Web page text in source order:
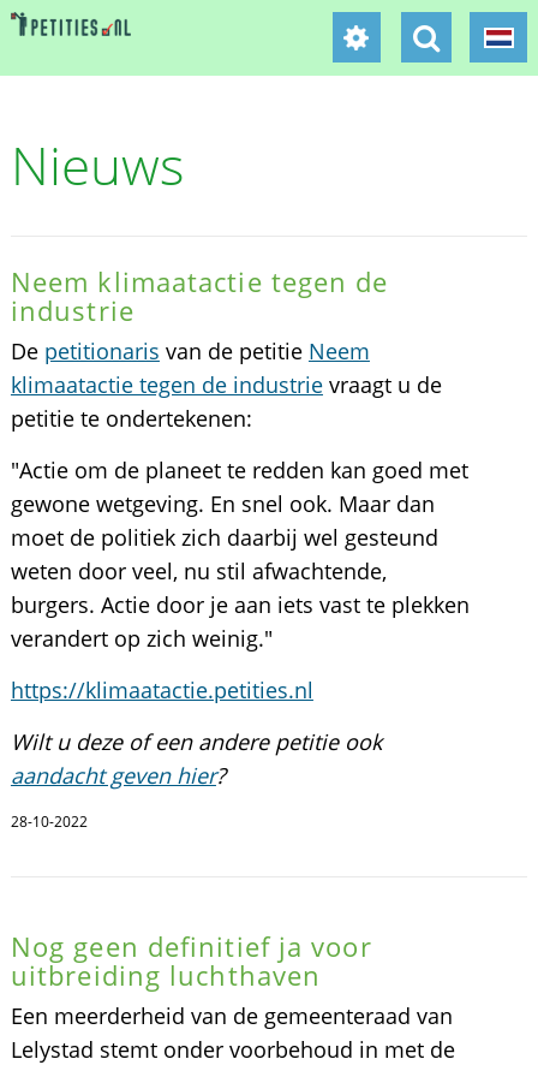
Nieuws
Neem klimaatactie tegen de
industrie
De petitionaris van de petitie Neem
klimaatactie tegen de industrievraagt u de
petitie te ondertekenen:
"Actie om de planeet te redden kan goed met
gewone wetgeving. En snel ook. Maar dan
moet de politiek zich daarbij wel gesteund
weten door veel, nu stil afwachtende,
burgers. Actie door je aan iets vast te plekken
verandert op zich weinig."
https://klimaatactie.petities.nl
Wilt u deze of een andere petitie ook
aandacht geven hier?
28-10-2022
Nog geen definitief ja voor
uitbreiding luchthaven
Een meerderheid van de gemeenteraad van
Lelystad stemt onder voorbehoud in met de